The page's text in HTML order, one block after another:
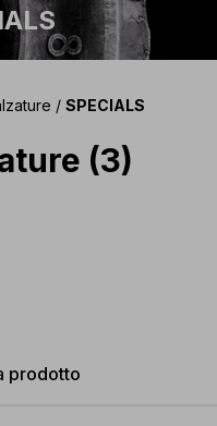
/ SPECIALS
(3)
prodotto